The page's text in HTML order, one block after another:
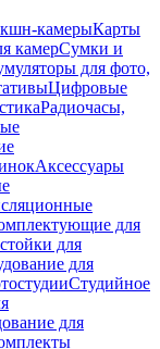
камерыКарты
камерСумки и
для фото,
Цифровые
Радиочасы,
Аксессуары
для
для
для
Студийное
для